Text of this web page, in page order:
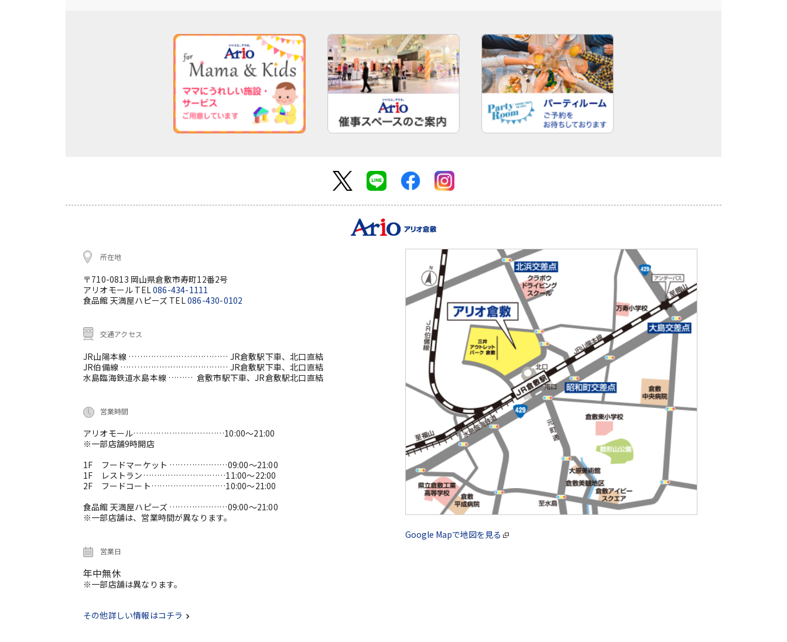
所在地
〒710-0813 岡山県倉敷市寿町12番2号
アリオモール TEL086-434-1111
食品館 天満屋ハピーズ TEL086-430-0102
交通アクセス
JR山陽本線 ……………………………… JR倉敷駅下車、北口直結
JR伯備線 ………………………………… JR倉敷駅下車、北口直結
水島臨海鉄道水島本線 ……… 倉敷市駅下車、JR倉敷駅北口直結
営業時間
アリオモール……………………………10:00～21:00
※一部店舗9時開店
1F フードマーケット …………………09:00～21:00
1F レストラン…………………………11:00～22:00
2F フードコート………………………10:00～21:00
食品館 天満屋ハピーズ …………………09:00～21:00
※一部店舗は、営業時間が異なります。
営業日
年中無休
※一部店舗は異なります。
その他詳しい情報はコチラ
Google Mapで地図を見る